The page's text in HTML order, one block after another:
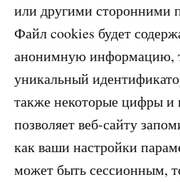
или другими сторонними
Файл cookies будет
анонимную информацию,
уникальный
также некоторые цифры и
позволяет веб-сайту
как ваши настройки
может быть сессионным,